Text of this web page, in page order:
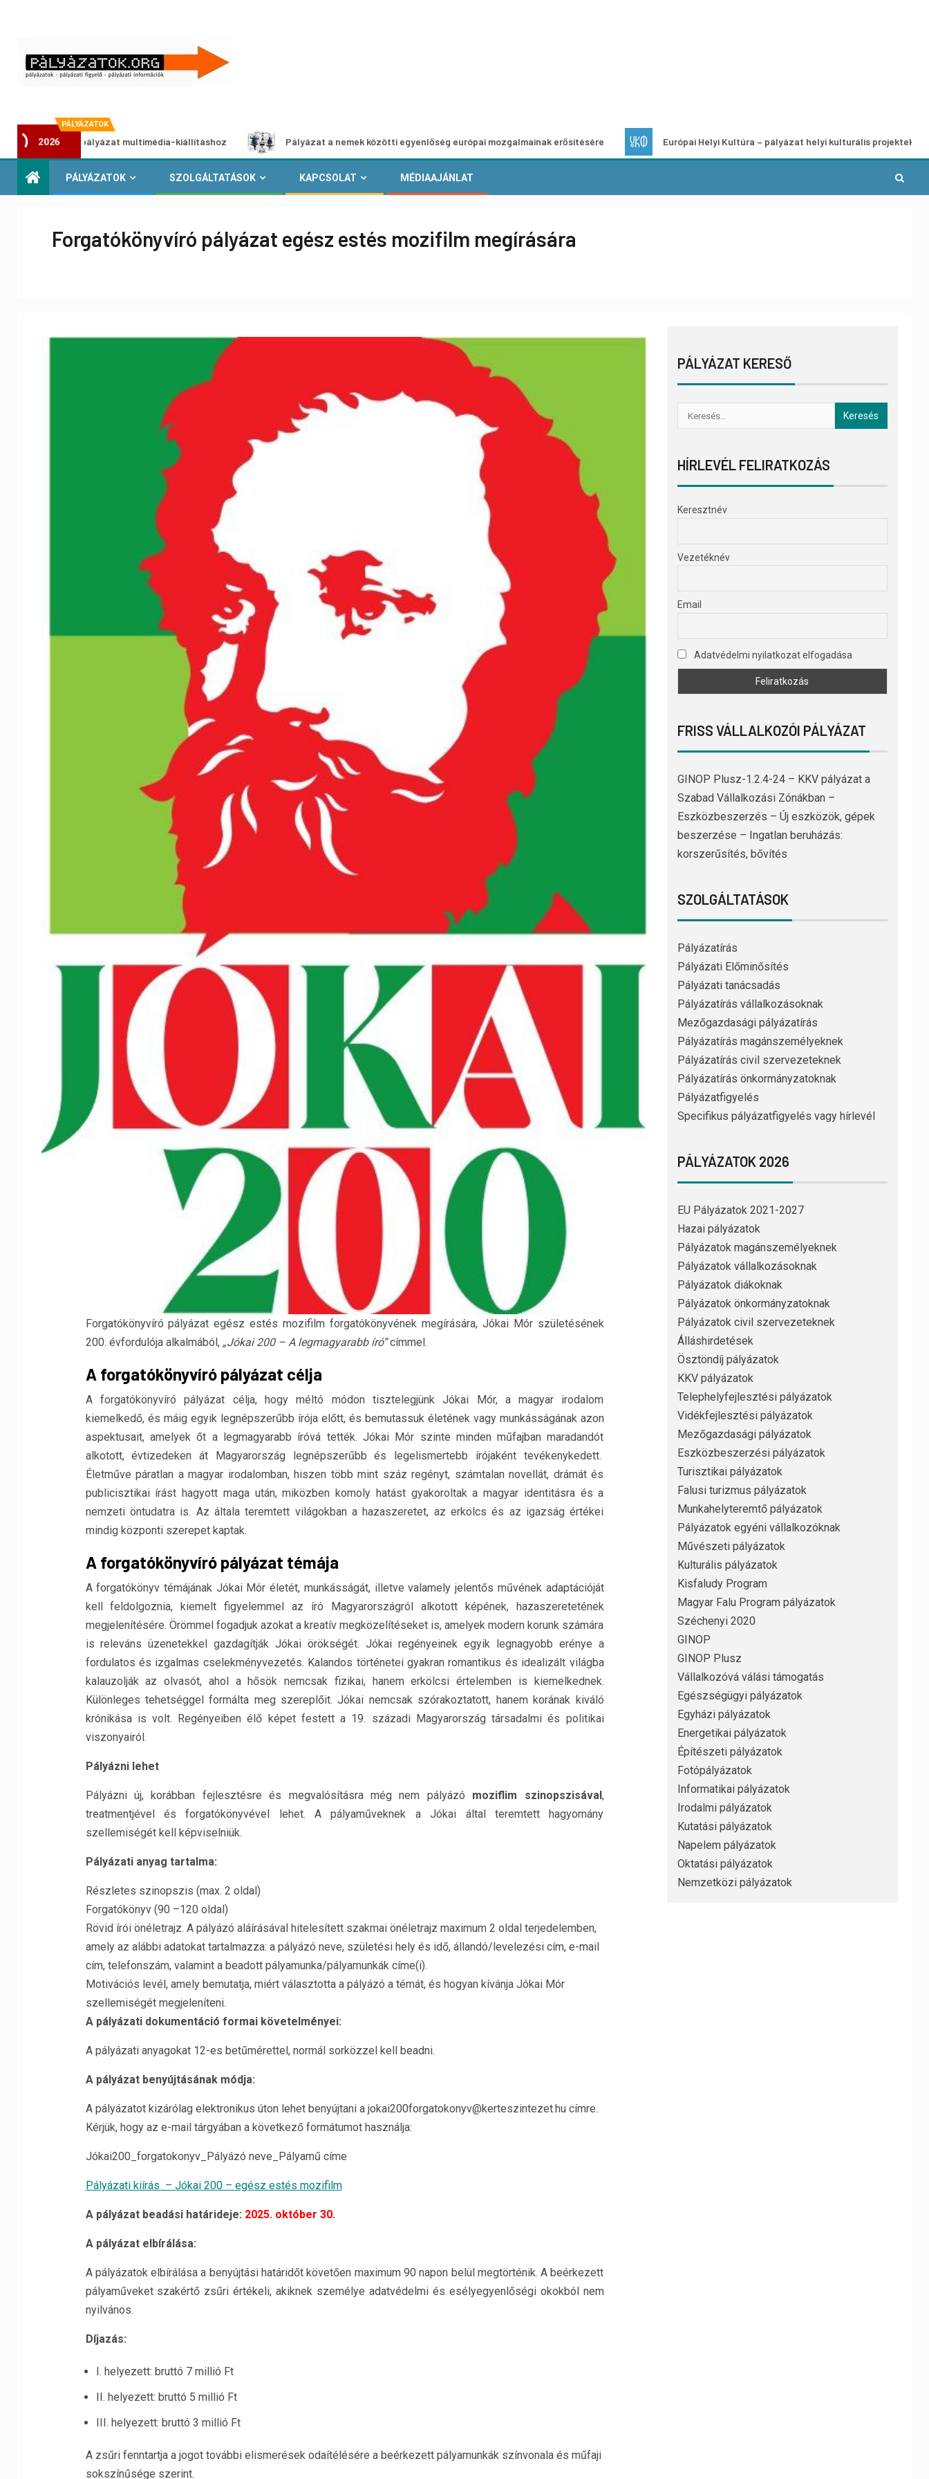
PÁLYÁZATOK
2026
pályázat multimédia-kiállításhoz Pályázat a nemek közötti egyenlőség európai mozgalmainak erősítésére Európai Helyi Kultúra – pályázat helyi kulturális projektek fejlesztésére
PÁLYÁZATOK SZOLGÁLTATÁSOK KAPCSOLAT MÉDIAAJÁNLAT
Forgatókönyvíró pályázat egész estés mozifilm megírására
Forgatókönyvíró pályázat egész estés mozifilm forgatókönyvének megírására, Jókai Mór születésének
200. évfordulója alkalmából, „Jókai 200 – A legmagyarabb író”címmel.
A forgatókönyvíró pályázat célja
A forgatókönyvíró pályázat célja, hogy méltó módon tisztelegjünk Jókai Mór, a magyar irodalom
kiemelkedő, és máig egyik legnépszerűbb írója előtt, és bemutassuk életének vagy munkásságának azon
aspektusait, amelyek őt a legmagyarabb íróvá tették. Jókai Mór szinte minden műfajban maradandót
alkotott, évtizedeken át Magyarország legnépszerűbb és legelismertebb írójaként tevékenykedett.
Életműve páratlan a magyar irodalomban, hiszen több mint száz regényt, számtalan novellát, drámát és
publicisztikai írást hagyott maga után, miközben komoly hatást gyakoroltak a magyar identitásra és a
nemzeti öntudatra is. Az általa teremtett világokban a hazaszeretet, az erkölcs és az igazság értékei
mindig központi szerepet kaptak.
A forgatókönyvíró pályázat témája
A forgatókönyv témájának Jókai Mór életét, munkásságát, illetve valamely jelentős művének adaptációját
kell feldolgoznia, kiemelt figyelemmel az író Magyarországról alkotott képének, hazaszeretetének
megjelenítésére. Örömmel fogadjuk azokat a kreatív megközelítéseket is, amelyek modern korunk számára
is releváns üzenetekkel gazdagítják Jókai örökségét. Jókai regényeinek egyik legnagyobb erénye a
fordulatos és izgalmas cselekményvezetés. Kalandos történetei gyakran romantikus és idealizált világba
kalauzolják az olvasót, ahol a hősök nemcsak fizikai, hanem erkölcsi értelemben is kiemelkednek.
Különleges tehetséggel formálta meg szereplőit. Jókai nemcsak szórakoztatott, hanem korának kiváló
krónikása is volt. Regényeiben élő képet festett a 19. századi Magyarország társadalmi és politikai
viszonyairól.
Pályázni lehet
Pályázni új, korábban fejlesztésre és megvalósításra még nem pályázó moziflim szinopszisával,
treatmentjével és forgatókönyvével lehet. A pályaműveknek a Jókai által teremtett hagyomány
szellemiségét kell képviselniük.
Pályázati anyag tartalma:
Részletes szinopszis (max. 2 oldal)
Forgatókönyv (90 –120 oldal)
Rövid írói önéletrajz. A pályázó aláírásával hitelesített szakmai önéletrajz maximum 2 oldal terjedelemben,
amely az alábbi adatokat tartalmazza: a pályázó neve, születési hely és idő, állandó/levelezési cím, e-mail
cím, telefonszám, valamint a beadott pályamunka/pályamunkák címe(i).
Motivációs levél, amely bemutatja, miért választotta a pályázó a témát, és hogyan kívánja Jókai Mór
szellemiségét megjeleníteni.
A pályázati dokumentáció formai követelményei:
A pályázati anyagokat 12-es betűmérettel, normál sorközzel kell beadni.
A pályázat benyújtásának módja:
A pályázatot kizárólag elektronikus úton lehet benyújtani a jokai200forgatokonyv@kerteszintezet.hu címre.
Kérjük, hogy az e-mail tárgyában a következő formátumot használja:
Jókai200_forgatokonyv_Pályázó neve_Pályamű címe
Pályázati kiírás – Jókai 200 – egész estés mozifilm
A pályázat beadási határideje: 2025. október 30.
A pályázat elbírálása:
A pályázatok elbírálása a benyújtási határidőt követően maximum 90 napon belül megtörténik. A beérkezett
pályaműveket szakértő zsűri értékeli, akiknek személye adatvédelmi és esélyegyenlőségi okokból nem
nyilvános.
Díjazás:
I. helyezett: bruttó 7 millió Ft
II. helyezett: bruttó 5 millió Ft
III. helyezett: bruttó 3 millió Ft
A zsűri fenntartja a jogot további elismerések odaítélésére a beérkezett pályamunkák színvonala és műfaji
sokszínűsége szerint.
PÁLYÁZAT KERESŐ
HÍRLEVÉL FELIRATKOZÁS
Keresztnév
Vezetéknév
Email
Adatvédelmi nyilatkozat elfogadása
FRISS VÁLLALKOZÓI PÁLYÁZAT
GINOP Plusz-1.2.4-24 – KKV pályázat a
Szabad Vállalkozási Zónákban –
Eszközbeszerzés – Új eszközök, gépek
beszerzése – Ingatlan beruházás:
korszerűsítés, bővítés
SZOLGÁLTATÁSOK
Pályázatírás
Pályázati Előminősítés
Pályázati tanácsadás
Pályázatírás vállalkozásoknak
Mezőgazdasági pályázatírás
Pályázatírás magánszemélyeknek
Pályázatírás civil szervezeteknek
Pályázatírás önkormányzatoknak
Pályázatfigyelés
Specifikus pályázatfigyelés vagy hírlevél
PÁLYÁZATOK 2026
EU Pályázatok 2021-2027
Hazai pályázatok
Pályázatok magánszemélyeknek
Pályázatok vállalkozásoknak
Pályázatok diákoknak
Pályázatok önkormányzatoknak
Pályázatok civil szervezeteknek
Álláshirdetések
Ösztöndíj pályázatok
KKV pályázatok
Telephelyfejlesztési pályázatok
Vidékfejlesztési pályázatok
Mezőgazdasági pályázatok
Eszközbeszerzési pályázatok
Turisztikai pályázatok
Falusi turizmus pályázatok
Munkahelyteremtő pályázatok
Pályázatok egyéni vállalkozóknak
Művészeti pályázatok
Kulturális pályázatok
Kisfaludy Program
Magyar Falu Program pályázatok
Széchenyi 2020
GINOP
GINOP Plusz
Vállalkozóvá válási támogatás
Egészségügyi pályázatok
Egyházi pályázatok
Energetikai pályázatok
Építészeti pályázatok
Fotópályázatok
Informatikai pályázatok
Irodalmi pályázatok
Kutatási pályázatok
Napelem pályázatok
Oktatási pályázatok
Nemzetközi pályázatok